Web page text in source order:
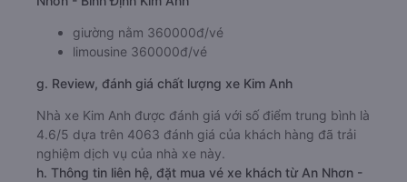
giường nằm 360000đ/vé
limousine 360000đ/vé
g. Review, đánh giá chất lượng xe Kim Anh
Nhà xe Kim Anh được đánh giá với số điểm trung bình là
4.6/5 dựa trên 4063 đánh giá của khách hàng đã trải
nghiệm dịch vụ của nhà xe này.
h. Thông tin liên hệ, đặt mua vé xe khách từ An Nhơn -